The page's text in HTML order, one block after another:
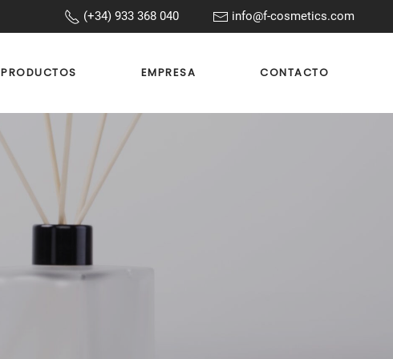
(+34) 933 368 040 info@f-cosmetics.com
PRODUCTOS EMPRESA CONTACTO